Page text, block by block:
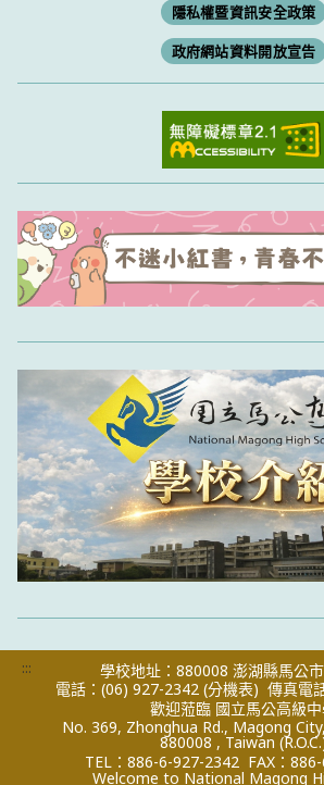
隱私權暨資訊安全政策
政府網站資料開放宣告
:::
學校地址：880008 澎湖縣馬公
電話：(06) 927-2342 (分機表) 傳真電
歡迎蒞臨 國立馬公高級
No. 369, Zhonghua Rd., Magong
880008 , Taiwan
TEL：886-6-927-2342 FAX：
Welcome to National Magong